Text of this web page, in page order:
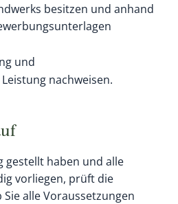
besitzen und anhand
und
nachweisen.
gestellt haben und alle
vorliegen, prüft die
alle Voraussetzungen